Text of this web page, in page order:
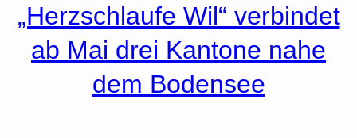
„Herzschlaufe Wil“ verbindet
ab Mai drei Kantone nahe
dem Bodensee